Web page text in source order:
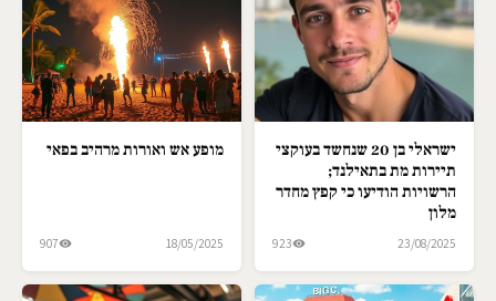
ישראלי בן 20 שנחשד בעוקצי
תיירות מת בתאילנד;
הרשויות הודיעו כי קפץ מחדר
מלון
23/08/2025
923
מופע אש ואורות מרהיב בפאי
18/05/2025
907